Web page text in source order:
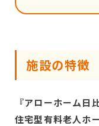
施設の特徴
『アローホーム日
住宅型有料老人ホ